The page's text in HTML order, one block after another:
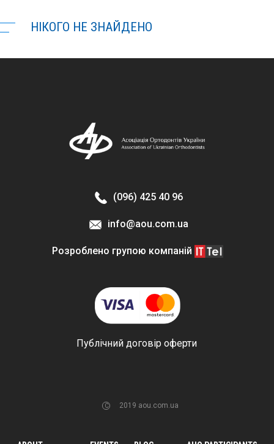
НІКОГО НЕ ЗНАЙДЕНО
(096) 425 40 96
info@aou.com.ua
Розроблено групою компаній
Публічний договір оферти
C 2019 aou.com.ua